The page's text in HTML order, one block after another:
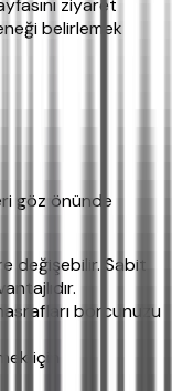
ziyaret
belirlemek
göz önünde
değişebilir. Sabit
borcunuzu
için